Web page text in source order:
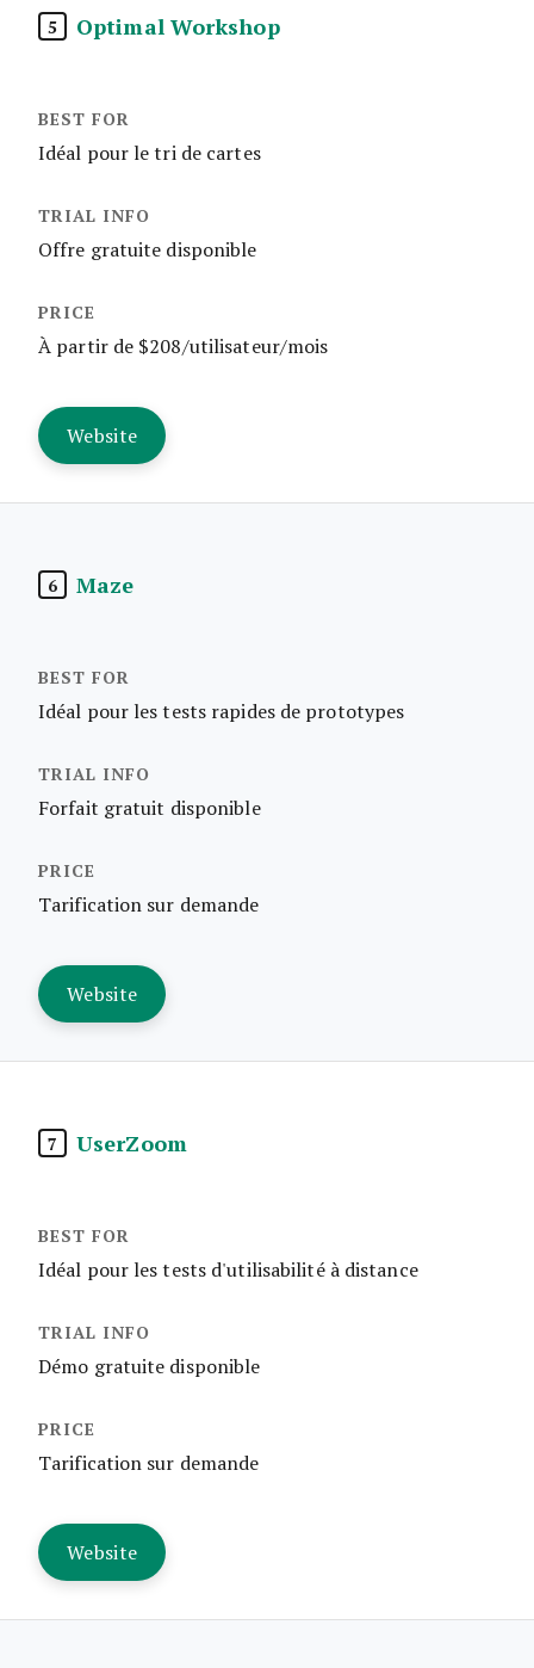
5 Optimal Workshop
Idéal pour le tri de cartes
Offre gratuite disponible
À partir de $208/utilisateur/mois
Website
6 Maze
Idéal pour les tests rapides de prototypes
Forfait gratuit disponible
Tarification sur demande
Website
7 UserZoom
Idéal pour les tests d'utilisabilité à distance
Démo gratuite disponible
Tarification sur demande
Website